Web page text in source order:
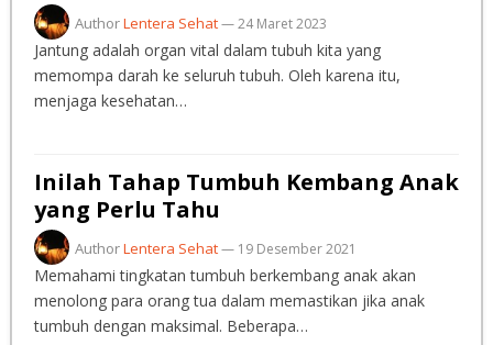
AuthorLentera Sehat—24 Maret 2023
Jantung adalah organ vital dalam tubuh kita yang
memompa darah ke seluruh tubuh. Oleh karena itu,
menjaga kesehatan…
Inilah Tahap Tumbuh Kembang Anak
yang Perlu Tahu
AuthorLentera Sehat— 19 Desember 2021
Memahami tingkatan tumbuh berkembang anak akan
menolong para orang tua dalam memastikan jika anak
tumbuh dengan maksimal. Beberapa…